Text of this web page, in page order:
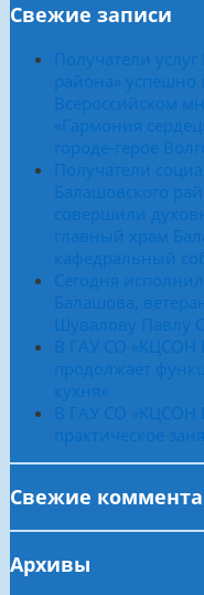
Свежие записи
Получатели
района» успешно
Всероссийском
«Гармония
городе-герое
Получатели
Балашовского
совершили
главный храм
кафедральный
Сегодня
Балашова,
Шувалову Павлу
В ГАУ СО «КЦСОН
продолжает
кухня»
В ГАУ СО «КЦСОН
практическое
Свежие
Архивы